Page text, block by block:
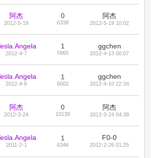
阿杰
2012-5-19
0
6338
阿杰
2012-5-19 10:02
2012-4-7
1
5965
ggchen
2012-4-13 00:07
2012-4-8
1
6002
ggchen
2012-4-10 22:34
阿杰
2012-3-24
0
10139
阿杰
2012-3-24 04:38
2011-2-1
1
6346
F0-0
2012-2-26 01:25